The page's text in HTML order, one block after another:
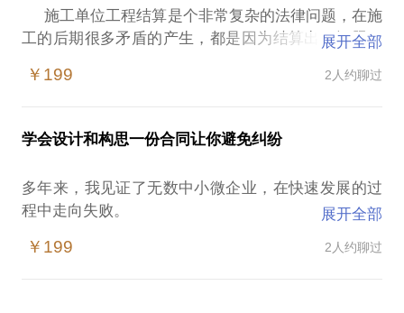
老大的股权是如何设计的？
资金股和人力股那个更重要？
请尊重你的隐形合伙人！
如果您有时间，可以提前阅读我公众号，头条号《法
在选择与我见面前，请把你的问题更具体化。毕竟，
一小时的谈话只能解决一个小问题。请把你的问题提
前发给我，方便我做更精细的准备，提升见面效率。
施工单位工程结算是个非常复杂的法律问题，在施
工的后期很多矛盾的产生，都是因为结算出了问题，
薪的悲情故事。所以，施工单位一定要记住“干得好，
平了高低了。
在这样的情况下，建设施工领域的管理层容易遭
对结算没有深刻的认知，不知道结算的重要性。
结算贯穿在施工的整个过程，不知道如何把控结算在
施工中的节奏，以为结算是完工后的事情。
展开全部
￥199 2人约聊过
学会设计和构思一份合同让你避免纠纷
多年来，我见证了无数中小微企业，在快速发展的过
程中走向失败。
前，或业务决策错误而导致的失败，而是企业有不断
展开全部
￥199 2人约聊过